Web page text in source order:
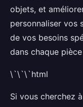
objets, et
personnaliser vos
de vos besoins
dans chaque
\`\`\`html
Si vous cherchez